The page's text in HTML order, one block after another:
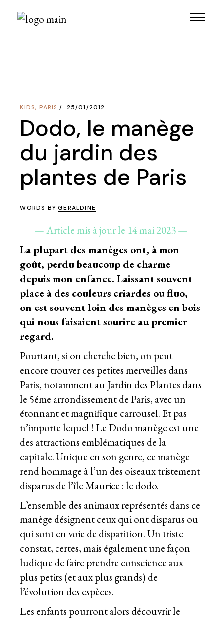
KIDS, PARIS 25/01/2012
Dodo, le manège
du jardin des
plantes de Paris
WORDS BYGERALDINE
— Article mis à jour le 14 mai 2023 —
La plupart des manèges ont, à mon
goût, perdu beaucoup de charme
depuis mon enfance. Laissant souvent
place à des couleurs criardes ou fluo,
on est souvent loin des manèges en bois
qui nous faisaient sourire au premier
regard.
Pourtant, si on cherche bien, on peut
encore trouver ces petites merveilles dans
Paris, notamment au Jardin des Plantes dans
le 5éme arrondissement de Paris, avec un
étonnant et magnifique carrousel. Et pas
n’importe lequel ! Le Dodo manège est une
des attractions emblématiques de la
capitale. Unique en son genre, ce manège
rend hommage à l’un des oiseaux tristement
disparus de l’île Maurice : le dodo.
L’ensemble des animaux représentés dans ce
manège désignent ceux qui ont disparus ou
qui sont en voie de disparition. Un triste
constat, certes, mais également une façon
ludique de faire prendre conscience aux
plus petits (et aux plus grands) de
l’évolution des espèces.
Les enfants pourront alors découvrir le